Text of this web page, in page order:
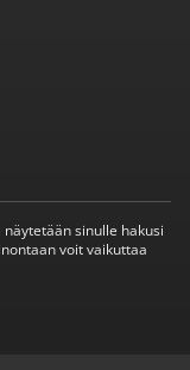
sinulle hakusi
voit vaikuttaa